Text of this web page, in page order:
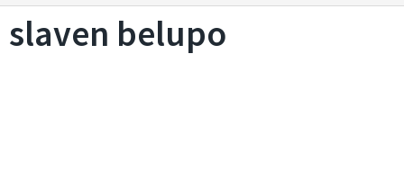
slaven belupo